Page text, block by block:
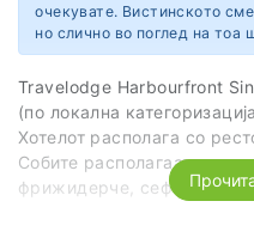
очекувате. Вистинското
но слично во поглед на тоа
Travelodge Harbourfront
(по локална
Хотелот располага со
Собите располагаат со
фрижидерче, сеф и